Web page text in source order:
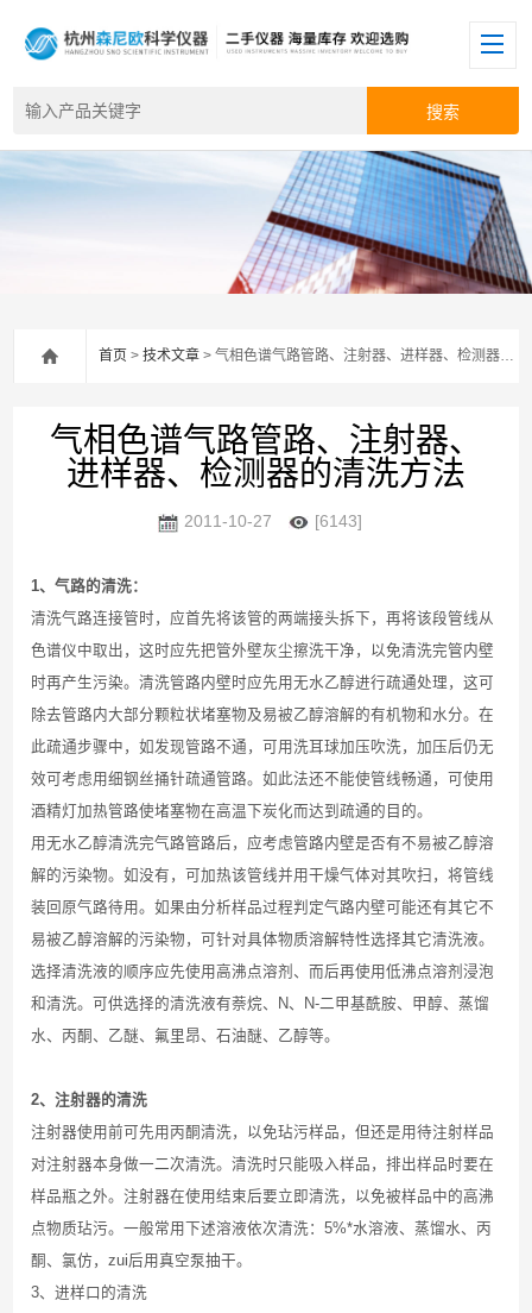
首页 >技术文章 > 气相色谱气路管路、注射器、进样器、检测器的清洗方法
气相色谱气路管路、注射器、
进样器、检测器的清洗方法
2011-10-27 [6143]
1、气路的清洗：
清洗气路连接管时，应首先将该管的两端接头拆下，再将该段管线从
色谱仪中取出，这时应先把管外壁灰尘擦洗干净，以免清洗完管内壁
时再产生污染。清洗管路内壁时应先用无水乙醇进行疏通处理，这可
除去管路内大部分颗粒状堵塞物及易被乙醇溶解的有机物和水分。在
此疏通步骤中，如发现管路不通，可用洗耳球加压吹洗，加压后仍无
效可考虑用细钢丝捅针疏通管路。如此法还不能使管线畅通，可使用
酒精灯加热管路使堵塞物在高温下炭化而达到疏通的目的。
用无水乙醇清洗完气路管路后，应考虑管路内壁是否有不易被乙醇溶
解的污染物。如没有，可加热该管线并用干燥气体对其吹扫，将管线
装回原气路待用。如果由分析样品过程判定气路内壁可能还有其它不
易被乙醇溶解的污染物，可针对具体物质溶解特性选择其它清洗液。
选择清洗液的顺序应先使用高沸点溶剂、而后再使用低沸点溶剂浸泡
和清洗。可供选择的清洗液有萘烷、
N、 N-二甲基酰胺、甲醇、蒸馏
水、丙酮、乙醚、氟里昂、石油醚、乙醇等。
2、注射器的清洗
注射器使用前可先用丙酮清洗，以免玷污样品，但还是用待注射样品
对注射器本身做一二次清洗。清洗时只能吸入样品，排出样品时要在
样品瓶之外。注射器在使用结束后要立即清洗，以免被样品中的高沸
点物质玷污。一般常用下述溶液依次清洗：5%*水溶液、蒸馏水、丙
酮、氯仿，zui后用真空泵抽干。
3、进样口的清洗